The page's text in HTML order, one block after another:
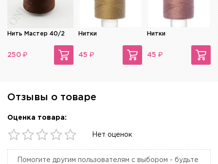
Нить Мастер 40/2
250 ₽
Нитки
45 ₽
Нитки
45 ₽
Отзывы о товаре
Оценка товара:
Нет оценок
Помогите другим пользователям с выбором - будьте